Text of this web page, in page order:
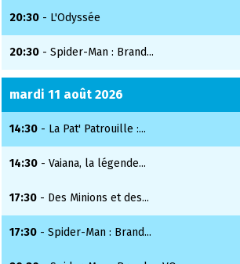
20:30 - L'Odyssée
20:30 - Spider-Man : Brand...
mardi 11 août 2026
14:30 - La Pat' Patrouille :...
14:30 - Vaiana, la légende...
17:30 - Des Minions et des...
17:30 - Spider-Man : Brand...